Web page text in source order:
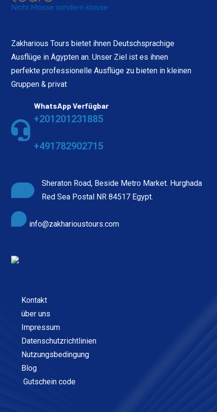
Zakharious Tours bietet ihnen Deutschsprachige
Ausflüge in Ägypten an. Unser Ziel ist es ihnen
perfekte professionelle Ausflüge zu bieten in kleinen
Gruppen & privat
WhatsApp Verfügbar
+201201231885
+491782902715
Sheraton Road, Beside Metro Market. Hurghada
Red Sea Postal NR 84517 Egypt.
info@zakharioustours.com
Kontakt
über uns
Impressum
Datenschutzrichtlinien
Nutzungsbedingung
Blog
Gutschein code